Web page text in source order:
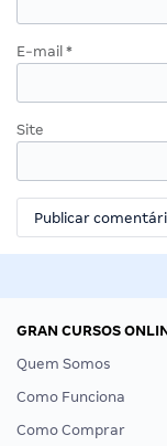
E-mail *
Site
GRAN CURSOS
Quem Somos
Como Funciona
Como Comprar